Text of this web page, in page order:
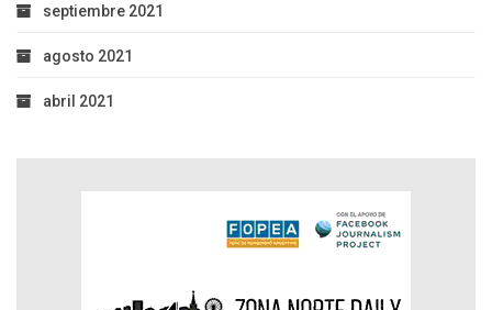
septiembre 2021
agosto 2021
abril 2021